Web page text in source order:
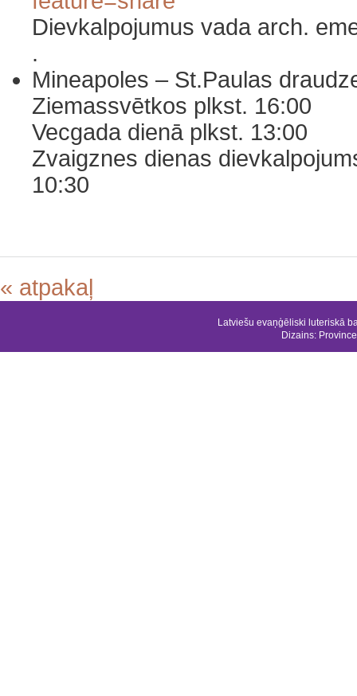
Dievkalpojumus vada arch.
.
Mineapoles – St.Paulas
Ziemassvētkos plkst. 16:00
Vecgada dienā plkst. 13:00
Zvaigznes dienas
10:30
« atpakaļ
Latviešu evaņģēliski luteriskā
Dizains: